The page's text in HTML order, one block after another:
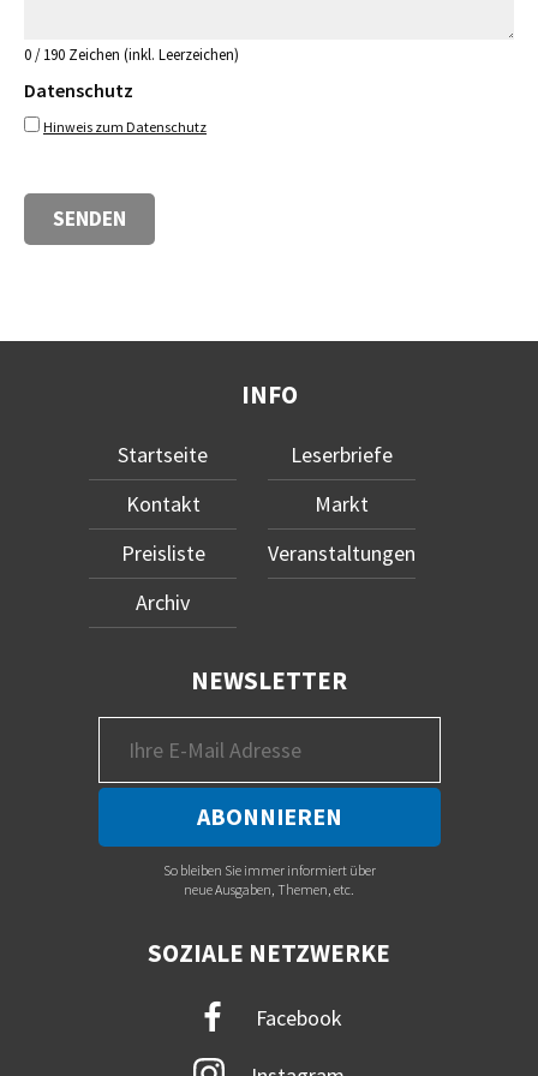
0 / 190 Zeichen (inkl. Leerzeichen)
Datenschutz
Hinweis zum Datenschutz
INFO
Startseite
Kontakt
Preisliste
Archiv
Leserbriefe
Markt
Veranstaltungen
NEWSLETTER
So bleiben Sie immer informiert über
neue Ausgaben, Themen, etc.
SOZIALE NETZWERKE
Facebook